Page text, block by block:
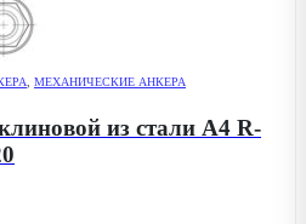
, МЕХАНИЧЕСКИЕ АНКЕРА
из стали А4 R-